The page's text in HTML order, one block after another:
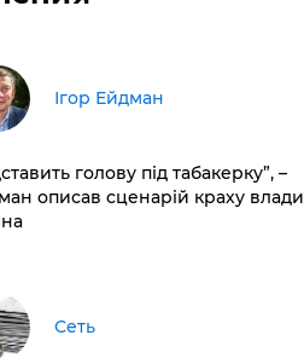
Ігор Ейдман
голову під табакерку”, –
описав сценарій краху влади
Сеть